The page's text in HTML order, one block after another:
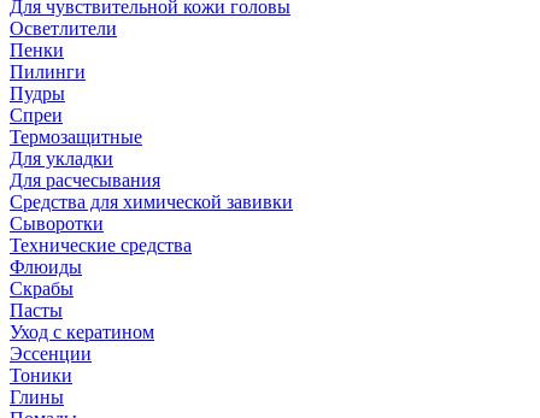
Для чувствительной кожи головы
Осветлители
Пенки
Пилинги
Пудры
Спреи
Термозащитные
Для укладки
Для расчесывания
Средства для химической завивки
Сыворотки
Технические средства
Флюиды
Скрабы
Пасты
Уход с кератином
Эссенции
Тоники
Глины